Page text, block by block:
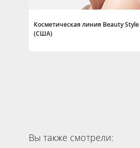
Косметическая линия Beauty Style
(США)
Вы также смотрели: